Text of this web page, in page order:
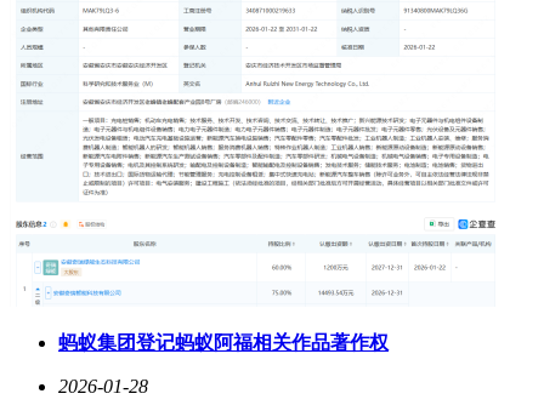
蚂蚁集团登记蚂蚁阿福相关作品著作权
2026-01-28